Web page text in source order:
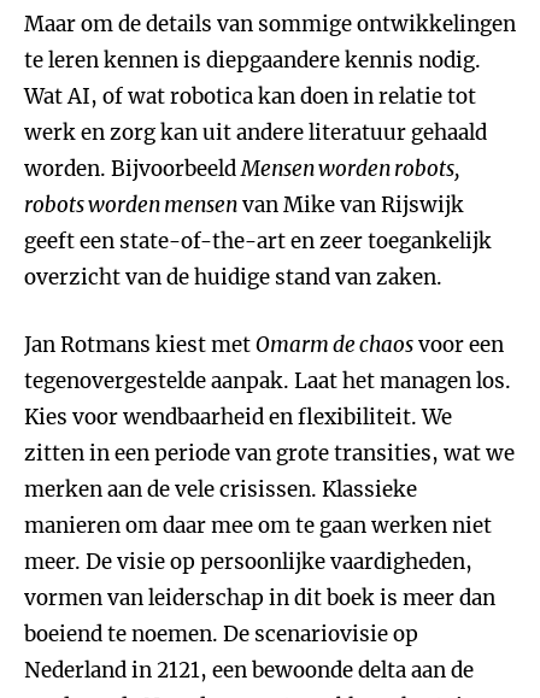
Maar om de details van sommige ontwikkelingen
te leren kennen is diepgaandere kennis nodig.
Wat AI, of wat robotica kan doen in relatie tot
werk en zorg kan uit andere literatuur gehaald
worden. BijvoorbeeldMensen worden robots,
robots worden mensenvan Mike van Rijswijk
geeft een state-of-the-art en zeer toegankelijk
overzicht van de huidige stand van zaken.
Jan Rotmans kiest metOmarm de chaosvoor een
tegenovergestelde aanpak. Laat het managen los.
Kies voor wendbaarheid en flexibiliteit. We
zitten in een periode van grote transities, wat we
merken aan de vele crisissen. Klassieke
manieren om daar mee om te gaan werken niet
meer. De visie op persoonlijke vaardigheden,
vormen van leiderschap in dit boek is meer dan
boeiend te noemen. De scenariovisie op
Nederland in 2121, een bewoonde delta aan de